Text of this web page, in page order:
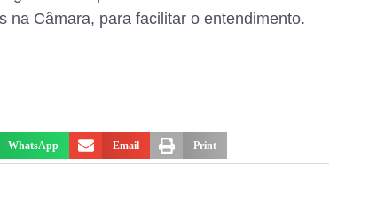
na Câmara, para facilitar o entendimento.
WhatsApp Email Print